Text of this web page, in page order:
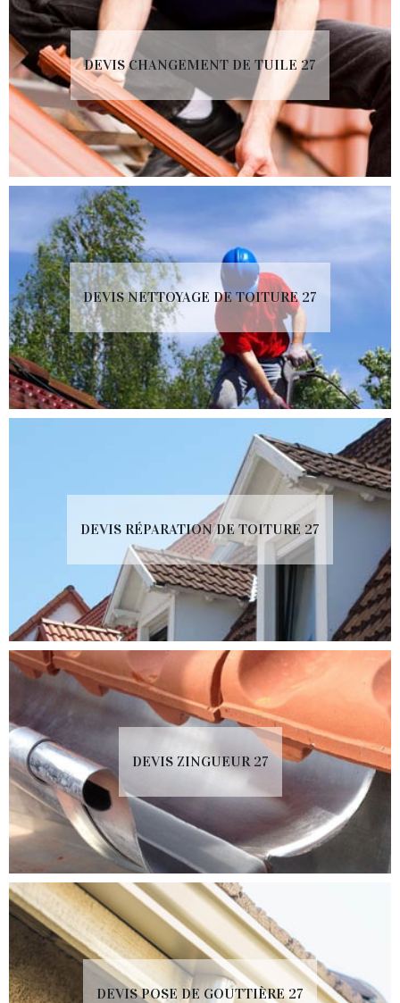
DEVIS CHANGEMENT DE TUILE 27
DEVIS NETTOYAGE DE TOITURE 27
DEVIS RÉPARATION DE TOITURE 27
DEVIS ZINGUEUR 27
DEVIS POSE DE GOUTTIÈRE 27